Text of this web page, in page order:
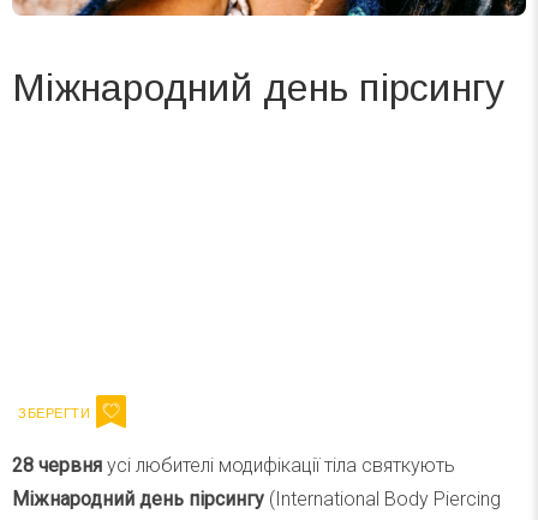
Міжнародний день пірсингу
28 червня усі любителі модифікації тіла святкують
Міжнародний день пірсингу (International Body Piercing